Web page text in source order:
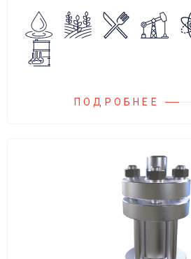
колебаний потока
гидравлических системах.
ПОДРОБНЕЕ